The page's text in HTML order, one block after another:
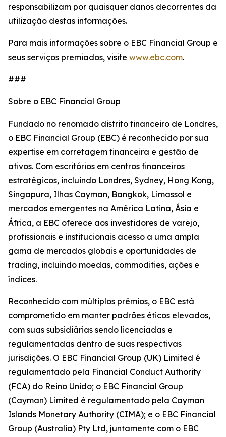
responsabilizam por quaisquer danos decorrentes da
utilização destas informações.
Para mais informações sobre o EBC Financial Group e
seus serviços premiados, visite www.ebc.com.
###
Sobre o EBC Financial Group
Fundado no renomado distrito financeiro de Londres,
o EBC Financial Group (EBC) é reconhecido por sua
expertise em corretagem financeira e gestão de
ativos. Com escritórios em centros financeiros
estratégicos, incluindo Londres, Sydney, Hong Kong,
Singapura, Ilhas Cayman, Bangkok, Limassol e
mercados emergentes na América Latina, Ásia e
África, a EBC oferece aos investidores de varejo,
profissionais e institucionais acesso a uma ampla
gama de mercados globais e oportunidades de
trading, incluindo moedas, commodities, ações e
índices.
Reconhecido com múltiplos prêmios, o EBC está
comprometido em manter padrões éticos elevados,
com suas subsidiárias sendo licenciadas e
regulamentadas dentro de suas respectivas
jurisdições. O EBC Financial Group (UK) Limited é
regulamentado pela Financial Conduct Authority
(FCA) do Reino Unido; o EBC Financial Group
(Cayman) Limited é regulamentado pela Cayman
Islands Monetary Authority (CIMA); e o EBC Financial
Group (Australia) Pty Ltd, juntamente com o EBC